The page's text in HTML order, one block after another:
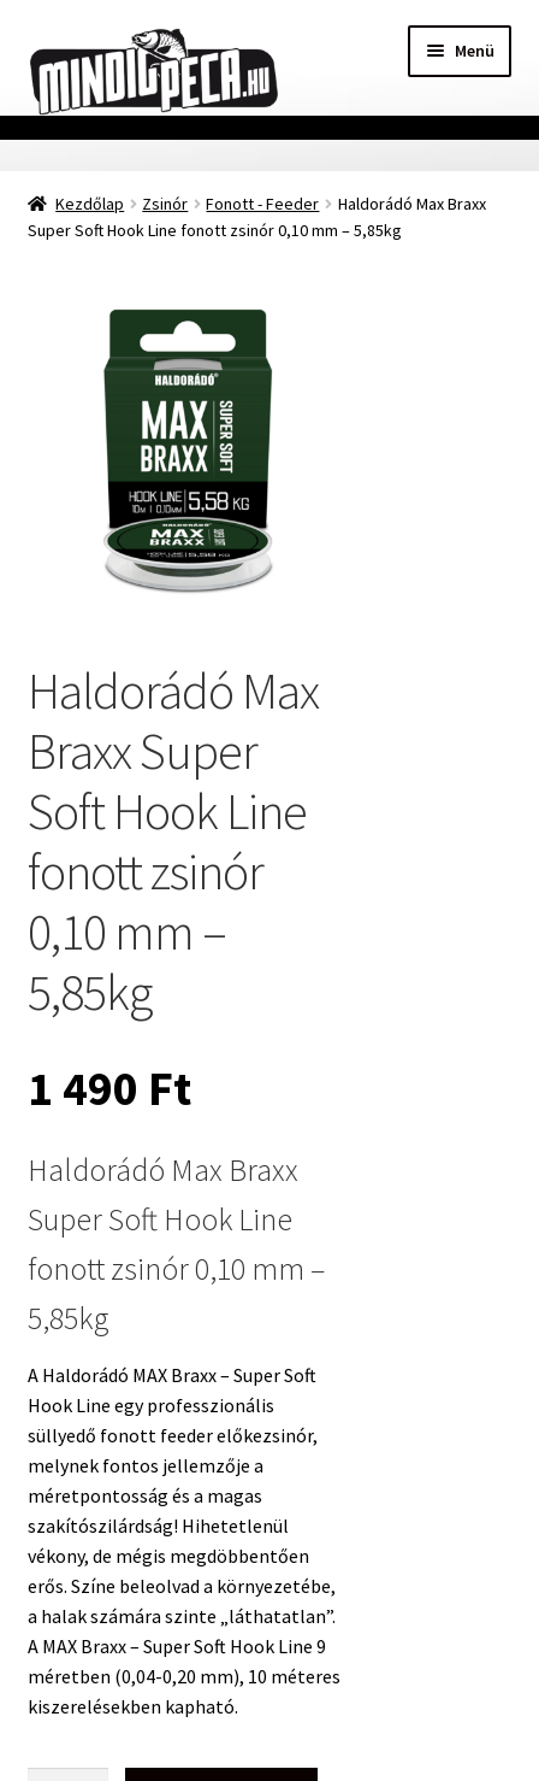
a
navigációhoz
a
tartalomba
Menü
Főoldal
Adatvédelmi nyilatkozat
Szállítási Információ
Kapcsolat
Mohosz Versenynaptár 2025
Kezdőlap Zsinór Fonott - Feeder
Haldorádó Max Braxx
Super Soft Hook Line fonott zsinór 0,10 mm – 5,85kg
Haldorádó Max
Braxx Super
Soft Hook Line
fonott zsinór
0,10 mm –
5,85kg
1 490 Ft
Haldorádó Max Braxx
Super Soft Hook Line
fonott zsinór 0,10 mm –
5,85kg
A Haldorádó MAX Braxx – Super Soft
Hook Line egy professzionális
süllyedő fonott feeder előkezsinór,
melynek fontos jellemzője a
méretpontosság és a magas
szakítószilárdság! Hihetetlenül
vékony, de mégis megdöbbentően
erős. Színe beleolvad a környezetébe,
a halak számára szinte „láthatatlan”.
A MAX Braxx – Super Soft Hook Line 9
méretben (0,04-0,20 mm), 10 méteres
kiszerelésekben kapható.